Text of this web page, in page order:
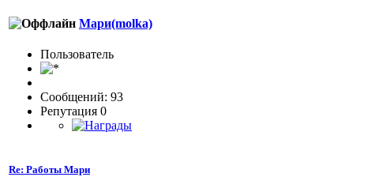
Мари(molka)
Пользовaтeль
Сообщений: 93
Репутация 0
Re: Работы Мари